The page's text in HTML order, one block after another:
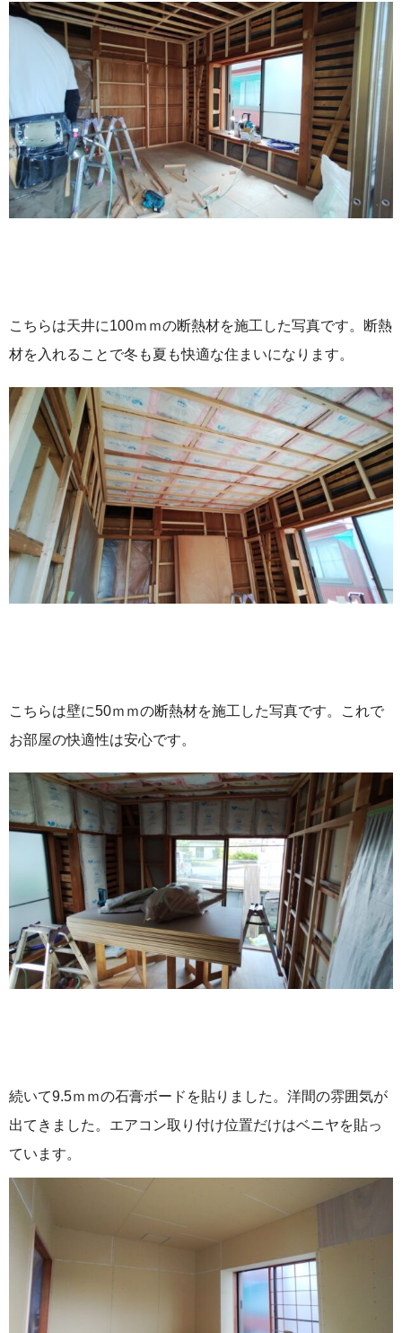
こちらは天井に100ｍｍの断熱材を施工した写真です。断熱
材を入れることで冬も夏も快適な住まいになります。
こちらは壁に50ｍｍの断熱材を施工した写真です。これで
お部屋の快適性は安心です。
続いて9.5ｍｍの石膏ボードを貼りました。洋間の雰囲気が
出てきました。エアコン取り付け位置だけはベニヤを貼っ
ています。